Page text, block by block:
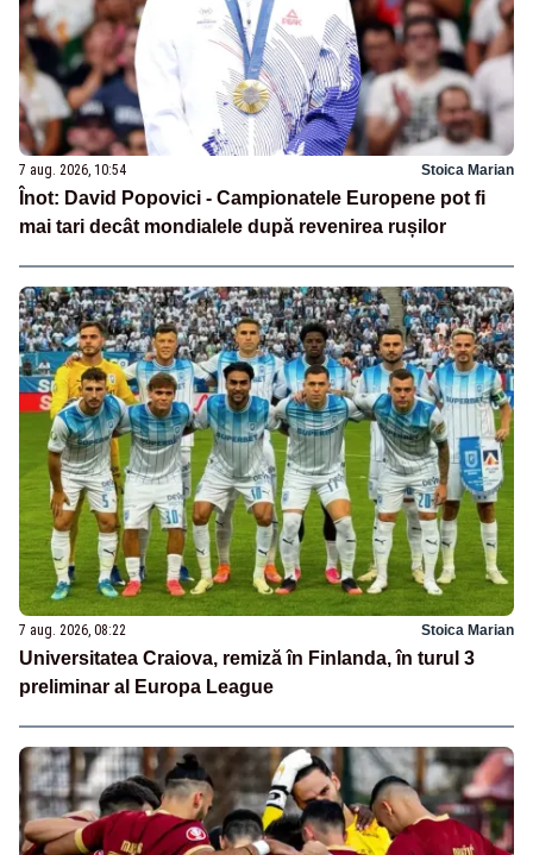
7 aug. 2026, 10:54 Stoica Marian
Înot: David Popovici - Campionatele Europene pot fi
mai tari decât mondialele după revenirea rușilor
7 aug. 2026, 08:22 Stoica Marian
Universitatea Craiova, remiză în Finlanda, în turul 3
preliminar al Europa League